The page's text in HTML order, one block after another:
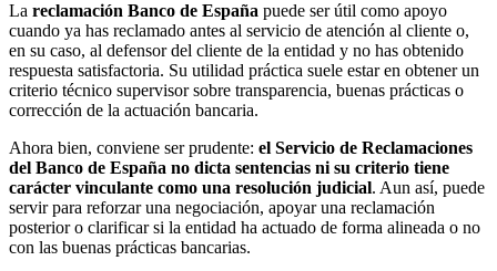
La reclamación Banco de España puede ser útil como apoyo
cuando ya has reclamado antes al servicio de atención al cliente o,
en su caso, al defensor del cliente de la entidad y no has obtenido
respuesta satisfactoria. Su utilidad práctica suele estar en obtener un
criterio técnico supervisor sobre transparencia, buenas prácticas o
corrección de la actuación bancaria.
Ahora bien, conviene ser prudente: el Servicio de Reclamaciones
del Banco de España no dicta sentencias ni su criterio tiene
carácter vinculante como una resolución judicial. Aun así, puede
servir para reforzar una negociación, apoyar una reclamación
posterior o clarificar si la entidad ha actuado de forma alineada o no
con las buenas prácticas bancarias.